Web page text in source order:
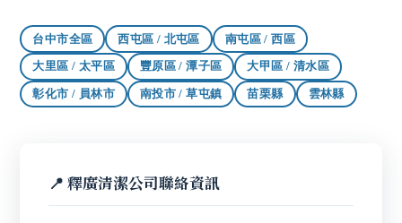
台中市全區 西屯區 / 北屯區 南屯區 / 西區
大里區 / 太平區 豐原區 / 潭子區 大甲區 / 清水區
彰化市 / 員林市 南投市 / 草屯鎮 苗栗縣 雲林縣
📍釋廣清潔公司聯絡資訊